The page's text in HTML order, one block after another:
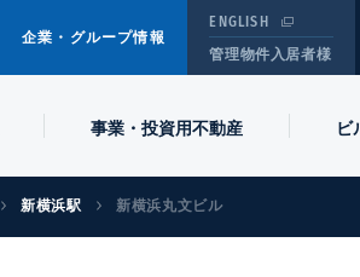
企業・グループ情報
ENGLISH
管理物件入居者様
事業・投資用不動産 ビ
新横浜駅 新横浜丸文ビル